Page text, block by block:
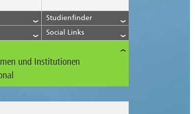
Studienfinder
Social Links
und Institutionen